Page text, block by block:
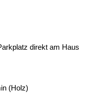
direkt am Haus
(Holz)